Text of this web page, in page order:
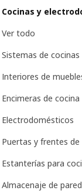
Cocinas y
Ver todo
Sistemas de cocinas
Interiores de
Encimeras de cocina
Electrodomésticos
Puertas y frentes de
Estanterías para
Almacenaje de